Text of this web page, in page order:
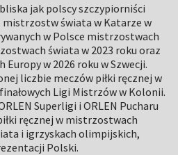
jak polscy szczypiorniści
świata w Katarze w
w Polsce mistrzostwach
świata w 2023 roku oraz
w 2026 roku w Szwecji.
liczbie meczów piłki ręcznej w
Ligi Mistrzów w Kolonii.
Superligi i ORLEN Pucharu
ręcznej w mistrzostwach
i igrzyskach olimpijskich,
Polski.